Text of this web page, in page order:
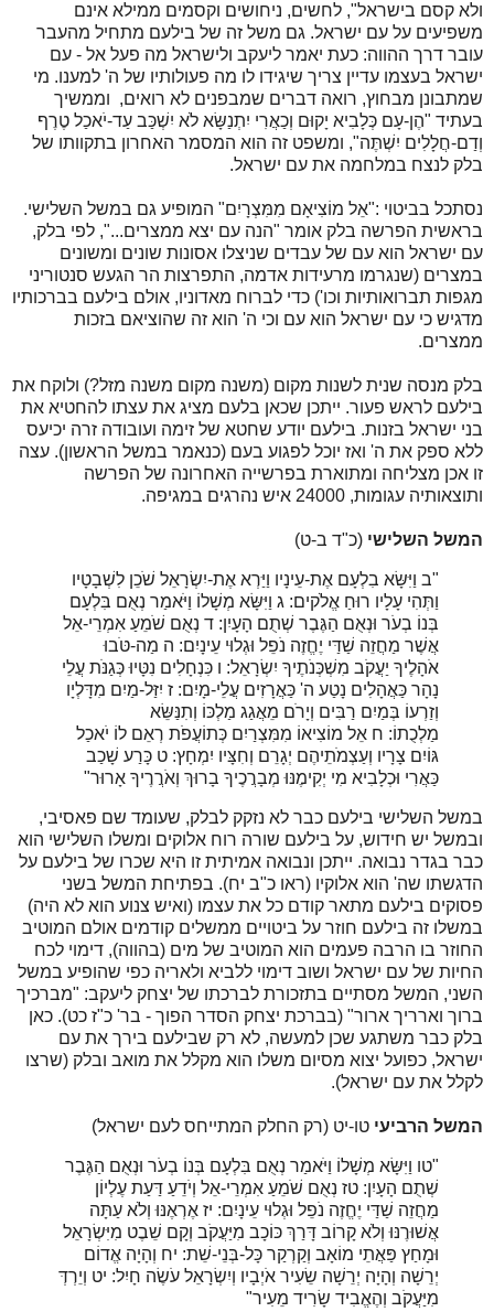
ולא קסם בישראל", לחשים, ניחושים וקסמים ממילא אינם
משפיעים על עם ישראל. גם משל זה של בילעם מתחיל מהעבר
עובר דרך ההווה: כעת יאמר ליעקב ולישראל מה פעל אל - עם
ישראל בעצמו עדיין צריך שיגידו לו מה פעולותיו של ה' למענו. מי
שמתבונן מבחוץ, רואה דברים שמבפנים לא רואים, וממשיך
בעתיד "הֶן-עָם כְּלָבִיא יָקוּם וְכַאֲרִי יִתְנַשָּׂא לֹא יִשְׁכַּב עַד-יֹאכַל טֶרֶף
וְדַם-חֲלָלִים יִשְׁתֶּה", ומשפט זה הוא המסמר האחרון בתקוותו של
בלק לנצח במלחמה את עם ישראל.
נסתכל בביטוי :"אֵל מוֹצִיאָם מִמִּצְרָיִם" המופיע גם במשל השלישי.
בראשית הפרשה בלק אומר "הנה עם יצא ממצרים...", לפי בלק,
עם ישראל הוא עם של עבדים שניצלו אסונות שונים ומשונים
במצרים (שנגרמו מרעידות אדמה, התפרצות הר הגעש סנטוריני
מגפות תברואותיות וכו') כדי לברוח מאדוניו, אולם בילעם בברכותיו
מדגיש כי עם ישראל הוא עם וכי ה' הוא זה שהוציאם בזכות
ממצרים.
בלק מנסה שנית לשנות מקום (משנה מקום משנה מזל?) ולוקח את
בילעם לראש פעור. ייתכן שכאן בלעם מציג את עצתו להחטיא את
בני ישראל בזנות. בילעם יודע שחטא של זימה ועובודה זרה יכיעס
ללא ספק את ה' ואז יוכל לפגוע בעם (כנאמר במשל הראשון). עצה
זו אכן מצליחה ומתוארת בפרשייה האחרונה של הפרשה
ותוצאותיה עגומות, 24000 איש נהרגים במגיפה.
המשל השלישי (כ"ד ב-ט)
"ב וַיִּשָּׂא בִלְעָם אֶת-עֵינָיו וַיַּרְא אֶת-יִשְׂרָאֵל שֹׁכֵן לִשְׁבָטָיו
וַתְּהִי עָלָיו רוּחַ אֱלֹקים: ג וַיִּשָּׂא מְשָׁלוֹ וַיֹּאמַר נְאֻם בִּלְעָם
בְּנוֹ בְעֹר וּנְאֻם הַגֶּבֶר שְׁתֻם הָעָיִן: ד נְאֻם שֹׁמֵעַ אִמְרֵי-אֵל
אֲשֶׁר מַחֲזֵה שַׁדַּי יֶחֱזֶה נֹפֵל וּגְלוּי עֵינָיִם: ה מַה-טֹּבוּ
אֹהָלֶיךָ יַעֲקֹב מִשְׁכְּנֹתֶיךָ יִשְׂרָאֵל: ו כִּנְחָלִים נִטָּיוּ כְּגַנֹּת עֲלֵי
נָהָר כַּאֲהָלִים נָטַע ה' כַּאֲרָזִים עֲלֵי-מָיִם: ז יִזַּל-מַיִם מִדָּלְיָו
וְזַרְעוֹ בְּמַיִם רַבִּים וְיָרֹם מֵאֲגַג מַלְכּוֹ וְתִנַּשֵּׂא
מַלְכֻתוֹ: ח אֵל מוֹצִיאוֹ מִמִּצְרַיִם כְּתוֹעֲפֹת רְאֵם לוֹ יֹאכַל
גּוֹיִם צָרָיו וְעַצְמֹתֵיהֶם יְגָרֵם וְחִצָּיו יִמְחָץ: ט כָּרַע שָׁכַב
כַּאֲרִי וּכְלָבִיא מִי יְקִימֶנּוּ מְבָרֲכֶיךָ בָרוּךְ וְאֹרֲרֶיךָ אָרוּר"
במשל השלישי בילעם כבר לא נזקק לבלק, שעומד שם פאסיבי,
ובמשל יש חידוש, על בילעם שורה רוח אלוקים ומשלו השלישי הוא
כבר בגדר נבואה. ייתכן ונבואה אמיתית זו היא שכרו של בילעם על
הדגשתו שה' הוא אלוקיו (ראו כ"ב יח). בפתיחת המשל בשני
פסוקים בילעם מתאר קודם כל את עצמו (ואיש צנוע הוא לא היה)
במשלו זה בילעם חוזר על ביטויים ממשלים קודמים אולם המוטיב
החוזר בו הרבה פעמים הוא המוטיב של מים (בהווה), דימוי לכח
החיות של עם ישראל ושוב דימוי ללביא ולאריה כפי שהופיע במשל
השני, המשל מסתיים בתזכורת לברכתו של יצחק ליעקב: "מברכיך
ברוך וארריך ארור" (בברכת יצחק הסדר הפוך - בר' כ"ז כט). כאן
בלק כבר משתגע שכן למעשה, לא רק שבילעם בירך את עם
ישראל, כפועל יצוא מסיום משלו הוא מקלל את מואב ובלק (שרצו
לקלל את עם ישראל).
המשל הרביעי טו-יט (רק החלק המתייחס לעם ישראל)
"טו וַיִּשָּׂא מְשָׁלוֹ וַיֹּאמַר נְאֻם בִּלְעָם בְּנוֹ בְעֹר וּנְאֻם הַגֶּבֶר
שְׁתֻם הָעָיִן: טז נְאֻם שֹׁמֵעַ אִמְרֵי-אֵל וְיֹדֵעַ דַּעַת עֶלְיוֹן
מַחֲזֵה שַׁדַּי יֶחֱזֶה נֹפֵל וּגְלוּי עֵינָיִם: יז אֶרְאֶנּוּ וְלֹא עַתָּה
אֲשׁוּרֶנּוּ וְלֹא קָרוֹב דָּרַךְ כּוֹכָב מִיַּעֲקֹב וְקָם שֵׁבֶט מִיִּשְׂרָאֵל
וּמָחַץ פַּאֲתֵי מוֹאָב וְקַרְקַר כָּל-בְּנֵי-שֵׁת: יח וְהָיָה אֱדוֹם
יְרֵשָׁה וְהָיָה יְרֵשָׁה שֵׂעִיר אֹיְבָיו וְיִשְׂרָאֵל עֹשֶׂה חָיִל: יט וְיֵרְדְּ
מִיַּעֲקֹב וְהֶאֱבִיד שָׂרִיד מֵעִיר"